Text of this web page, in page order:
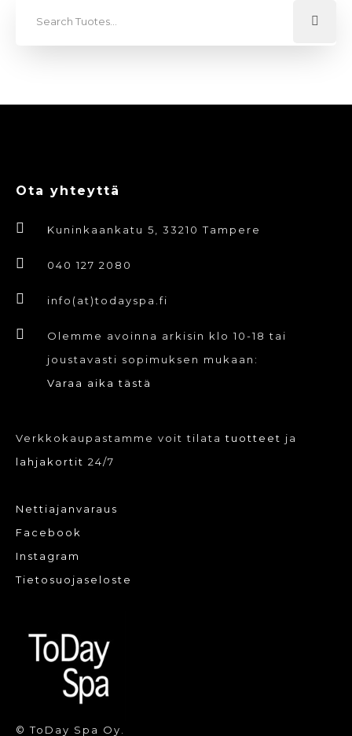
Ota yhteyttä
Kuninkaankatu 5, 33210 Tampere
040 127 2080
info(at)todayspa.fi
Olemme avoinna arkisin klo 10-18 tai
joustavasti sopimuksen mukaan:
Varaa aika tästä
Verkkokaupastamme voit tilatatuotteet ja
lahjakortit 24/7
Nettiajanvaraus
Facebook
Instagram
Tietosuojaseloste
© ToDay Spa Oy.